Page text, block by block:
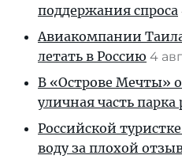
поддержания спроса
Авиакомпании
летать в Россию 4
В «Острове Мечты»
уличная часть парка
Российской
воду за плохой